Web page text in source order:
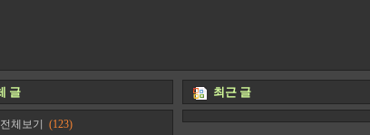
글
체보기
(123)
최근 글